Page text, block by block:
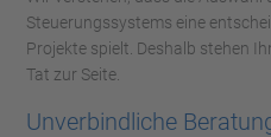
Steuerungssystems eine
Projekte spielt. Deshalb stehen
Tat zur Seite.
Unverbindliche